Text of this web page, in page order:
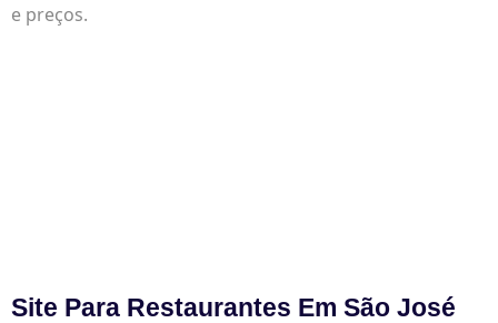
e preços.
Site Para Restaurantes Em São José